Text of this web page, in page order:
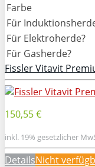
Farbe
Für
Für Elektroherde?
Für Gasherde?
Fissler Vitavit
150,55 €
inkl. 19% gesetzlicher
DetailsNicht